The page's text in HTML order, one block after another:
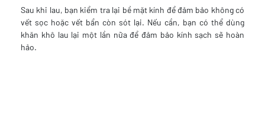
Sau khi lau, bạn kiểm tra lại bề mặt kính để đảm bảo không có
vết sọc hoặc vết bẩn còn sót lại. Nếu cần, bạn có thể dùng
khăn khô lau lại một lần nữa để đảm bảo kính sạch sẽ hoàn
hảo.